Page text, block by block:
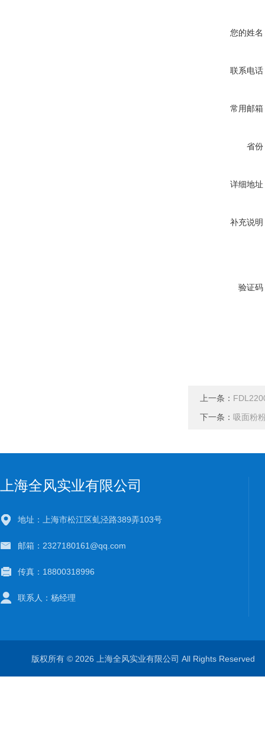
您的姓名
联系电话
常用邮箱
省份
详细地址
补充说明
验证码
上一条：
下一条： 吸面粉
上海全风实业有限公司
地址：上海市松江区虬泾路389弄103号
邮箱：2327180161@qq.com
传真：18800318996
联系人：杨经理
版权所有 © 2026 上海全风实业有限公司 All Rights